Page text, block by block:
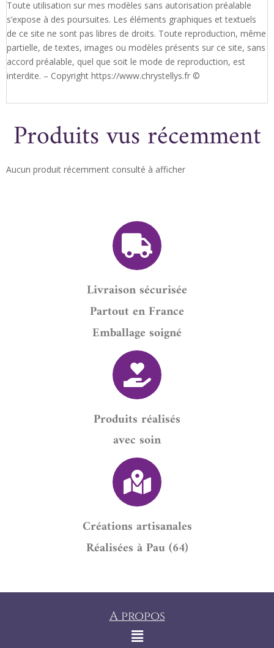
Toute utilisation sur mes modèles sans autorisation préalable
s’expose à des poursuites. Les éléments graphiques et textuels
de ce site ne sont pas libres de droits. Toute reproduction, même
partielle, de textes, images ou modèles présents sur ce site, sans
accord préalable, quel que soit le mode de reproduction, est
interdite. – Copyright https://www.chrystellys.fr ©
Produits vus récemment
Aucun produit récemment consulté à afficher
Livraison sécurisée
Partout en France
Emballage soigné
Produits réalisés
avec soin
Créations artisanales
Réalisées à Pau (64)
A propos